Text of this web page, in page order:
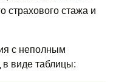
страхового стажа и
с неполным
виде таблицы: